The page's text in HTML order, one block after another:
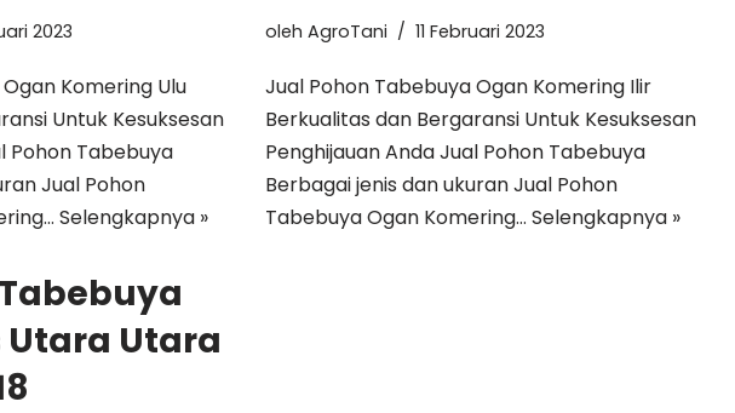
2023
Komering Ulu
Untuk Kesuksesan
Pohon Tabebuya
Jual Pohon
Selengkapnya »
oleh AgroTani 11 Februari 2023
Jual Pohon Tabebuya Ogan Komering Ilir
Berkualitas dan Bergaransi Untuk Kesuksesan
Penghijauan Anda Jual Pohon Tabebuya
Berbagai jenis dan ukuran Jual Pohon
Tabebuya Ogan Komering… Selengkapnya »
Utara Utara